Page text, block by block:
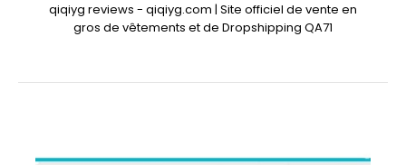
qiqiyg reviews - qiqiyg.com | Site officiel de vente en
gros de vêtements et de Dropshipping QA71